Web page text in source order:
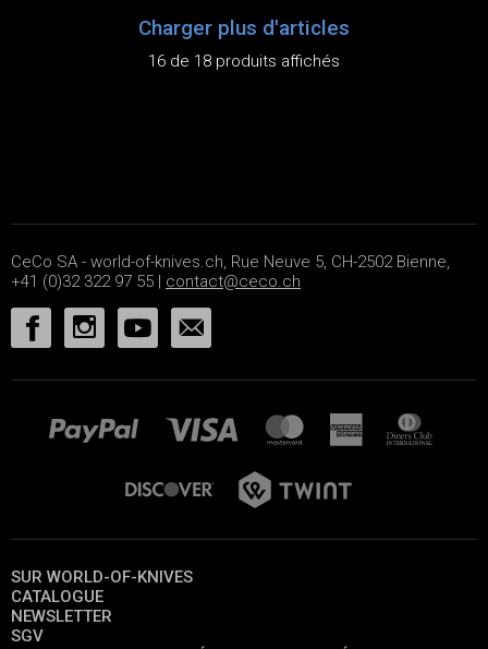
Charger plus d'articles
16 de 18 produits affichés
CeCo SA - world-of-knives.ch, Rue Neuve 5, CH-2502 Bienne,
+41 (0)32 322 97 55 | contact@ceco.ch
SUR WORLD-OF-KNIVES
CATALOGUE
NEWSLETTER
SGV